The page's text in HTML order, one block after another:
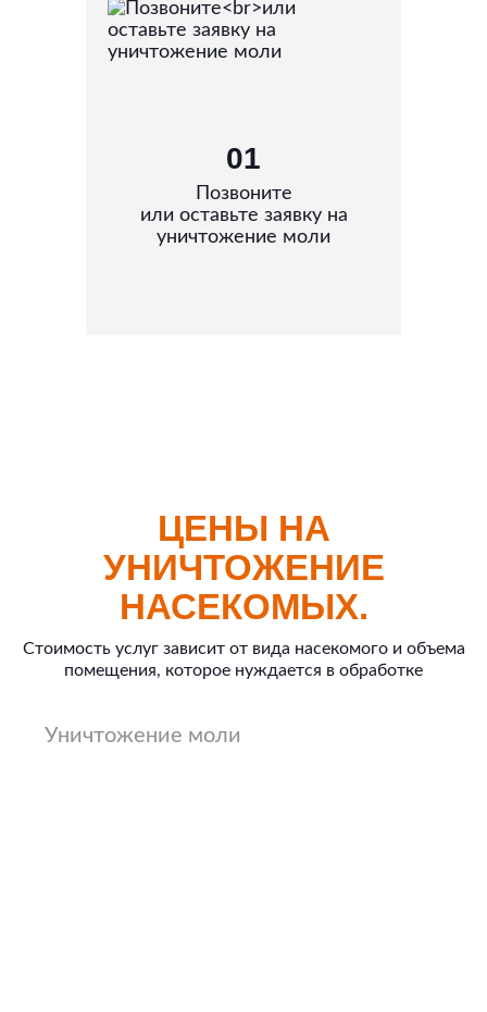
01
Позвоните
или оставьте заявку на
уничтожение моли
ЦЕНЫ НА
УНИЧТОЖЕНИЕ
НАСЕКОМЫХ.
Стоимость услуг зависит от вида насекомого и объема
помещения, которое нуждается в обработке
Уничтожение моли